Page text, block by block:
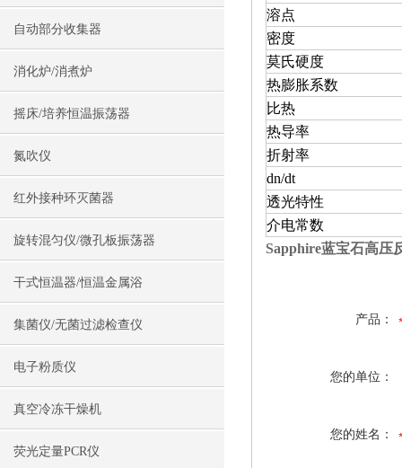
自动部分收集器
消化炉/消煮炉
摇床/培养恒温振荡器
氮吹仪
红外接种环灭菌器
旋转混匀仪/微孔板振荡器
干式恒温器/恒温金属浴
集菌仪/无菌过滤检查仪
电子粉质仪
真空冷冻干燥机
荧光定量PCR仪
溶点
密度
莫氏硬度
热膨胀系数
比热
热导率
折射率
dn/dt
透光特性
介电常数
Sapphire蓝宝石高压
产品：
您的单位：
您的姓名：